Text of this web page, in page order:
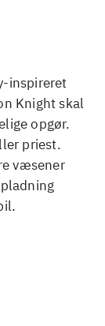
inspireret
Knight skal
opgør.
priest.
væsener